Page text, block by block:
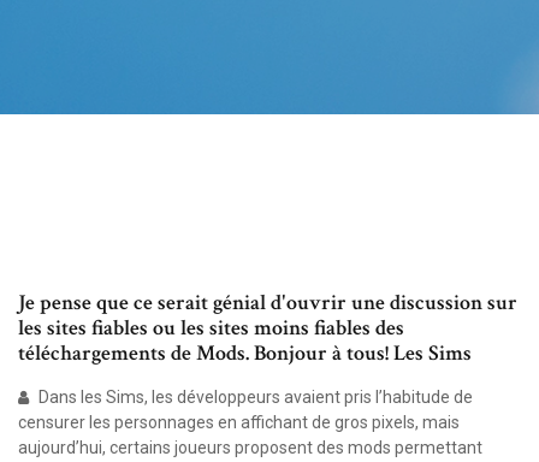
Je pense que ce serait génial d'ouvrir une discussion sur
les sites fiables ou les sites moins fiables des
téléchargements de Mods. Bonjour à tous! Les Sims
Dans les Sims, les développeurs avaient pris l’habitude de
censurer les personnages en affichant de gros pixels, mais
aujourd’hui, certains joueurs proposent des mods permettant